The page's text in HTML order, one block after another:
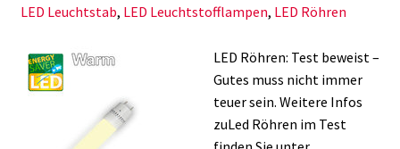
LED Leuchtstab, LED Leuchtstofflampen, LED Röhren
LED Röhren: Test beweist –
Gutes muss nicht immer
teuer sein. Weitere Infos
zuLed Röhren im Test